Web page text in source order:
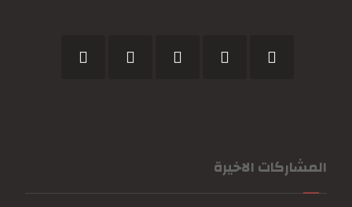
المشاركات الاخيرة